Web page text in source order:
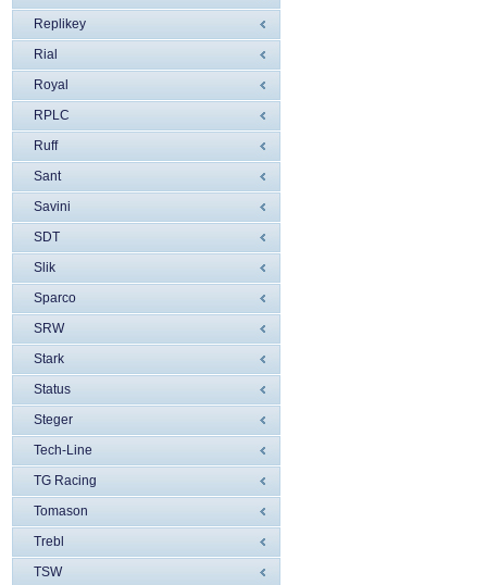
Replikey
Rial
Royal
RPLC
Ruff
Sant
Savini
SDT
Slik
Sparco
SRW
Stark
Status
Steger
Tech-Line
TG Racing
Tomason
Trebl
TSW